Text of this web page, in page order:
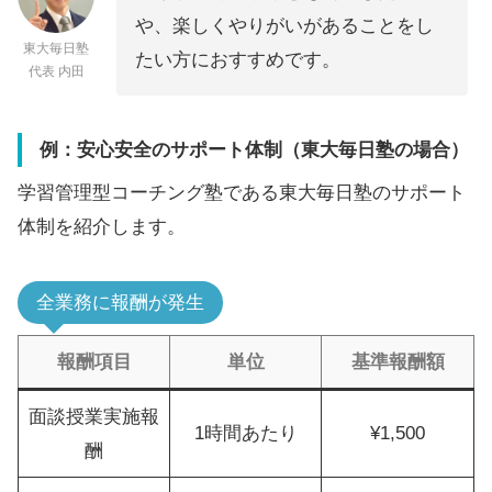
東大毎日塾
代表 内田
や、楽しくやりがいがあることをし
たい方におすすめです。
例：安心安全のサポート体制（東大毎日塾の場合）
学習管理型コーチング塾である東大毎日塾のサポート
体制を紹介します。
全業務に報酬が発生
報酬項目 単位 基準報酬額
面談授業実施報
酬
1時間あたり ¥1,500